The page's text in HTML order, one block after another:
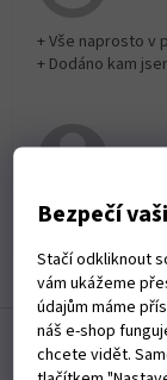
Bezpečí
Stačí odkliknout
vám ukážeme
údajům máme
náš e-shop
chcete vidět.
+ Vše naprosto v
+ Dodáno kam
Rychlé dodání